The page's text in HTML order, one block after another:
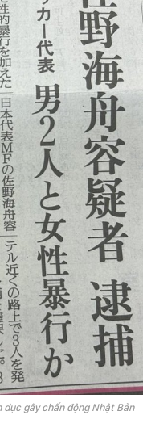
gây chấn động Nhật Bản